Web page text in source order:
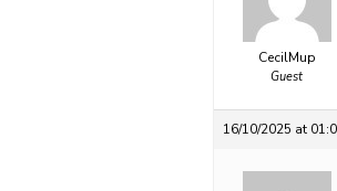
CecilMup
Guest
16/10/2025 at